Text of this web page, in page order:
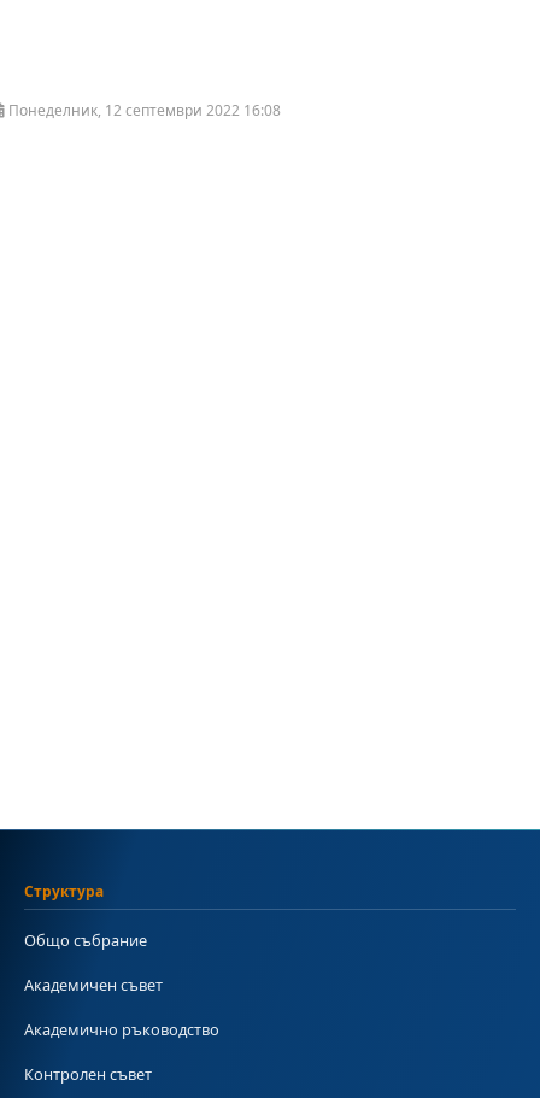
Понеделник, 12 септември 2022 16:08
Структура
Общо събрание
Академичен съвет
Академично ръководство
Контролен съвет